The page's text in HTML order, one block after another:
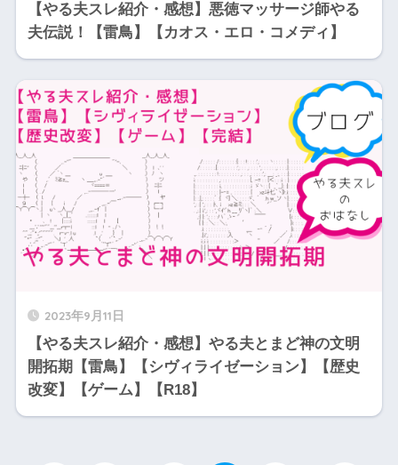
【やる夫スレ紹介・感想】悪徳マッサージ師やる
夫伝説！【雷鳥】【カオス・エロ・コメディ】
2023年9月11日
【やる夫スレ紹介・感想】やる夫とまど神の文明
開拓期【雷鳥】【シヴィライゼーション】【歴史
改変】【ゲーム】【R18】